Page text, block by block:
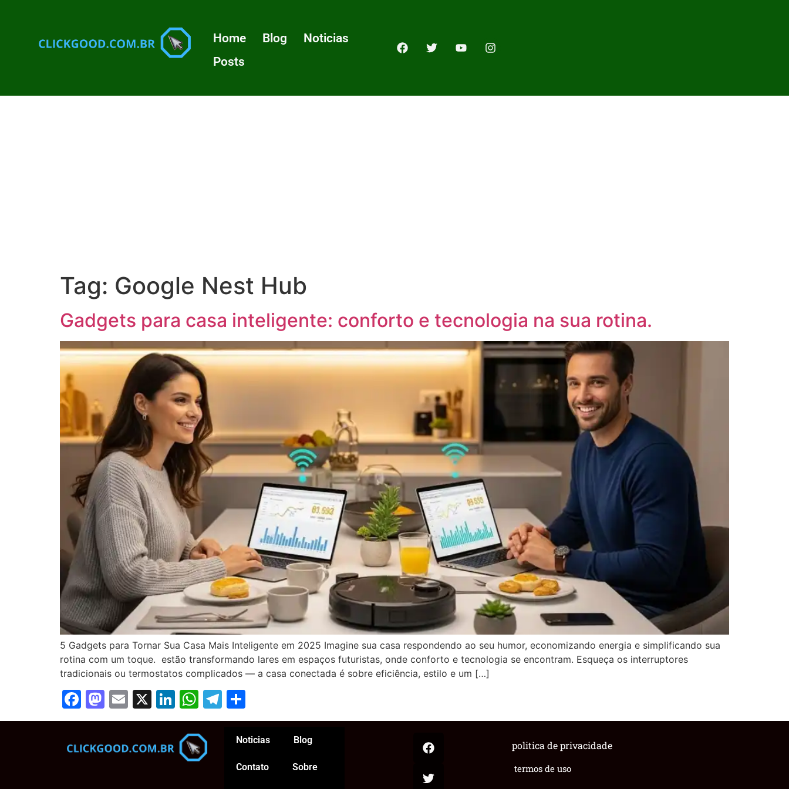
Home Blog
Noticias
Posts
Tag: Google Nest Hub
Gadgets para casa inteligente: conforto e tecnologia na sua rotina.
5 Gadgets para Tornar Sua Casa Mais Inteligente em 2025 Imagine sua casa respondendo ao seu humor, economizando energia e simplificando sua
rotina com um toque. estão transformando lares em espaços futuristas, onde conforto e tecnologia se encontram. Esqueça os interruptores
tradicionais ou termostatos complicados — a casa conectada é sobre eficiência, estilo e um […]
Facebook
Mastodon
Email
X LinkedIn
WhatsApp
Telegram
Noticias Blog
Contato Sobre termos de uso
politica de privacidade